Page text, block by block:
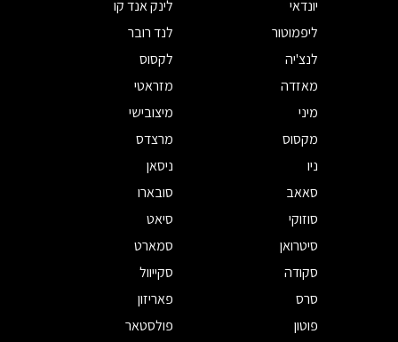
יונדאי
לינק אנד קו
ליפמוטור
לנד רובר
לנצ'יה
לקסוס
מאזדה
מזראטי
מיני
מיצובישי
מקסוס
מרצדס
ניו
ניסאן
סאאב
סובארו
סוזוקי
סיאט
סיטרואן
סמארט
סקודה
סקייוול
סרס
פאריזון
פוטון
פולסטאר